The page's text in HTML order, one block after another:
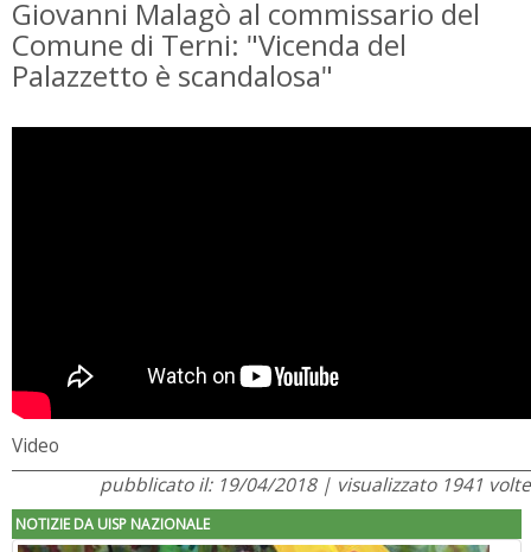
Giovanni Malagò al commissario del
Comune di Terni: "Vicenda del
Palazzetto è scandalosa"
Video
pubblicato il: 19/04/2018 | visualizzato 1941 volte
NOTIZIE DA UISP NAZIONALE